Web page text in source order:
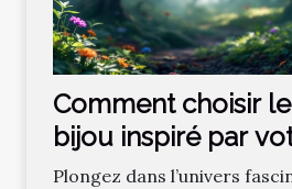
Comment choisir
bijou inspiré par
fantastique
Plongez dans l’univers